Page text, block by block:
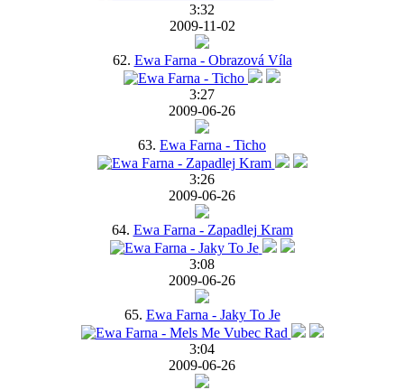
3:32
2009-11-02
62. Ewa Farna - Obrazová Víla
3:27
2009-06-26
63. Ewa Farna - Ticho
3:26
2009-06-26
64. Ewa Farna - Zapadlej Kram
3:08
2009-06-26
65. Ewa Farna - Jaky To Je
3:04
2009-06-26